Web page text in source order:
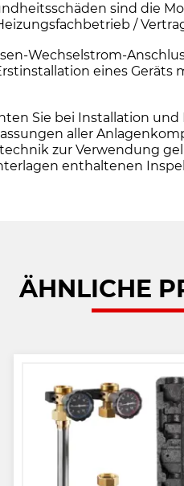
sind die
/
Wechselstrom-
eines Geräts
Sie bei Installation
aller
zur Verwendung
enthaltenen
ÄHNLICHE